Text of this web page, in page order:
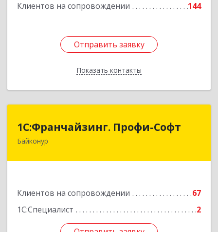
Клиентов на сопровождении 144
Отправить заявку
Показать контакты
Отправить заявку
Назад
1С:Франчайзинг. Профи-Софт
Байконур
Клиентов на сопровождении
67
1С:Специалист
2
1С:Франчайзинг. Профи-Софт
468320, Байконур г, Ленина ул, дом № 10,